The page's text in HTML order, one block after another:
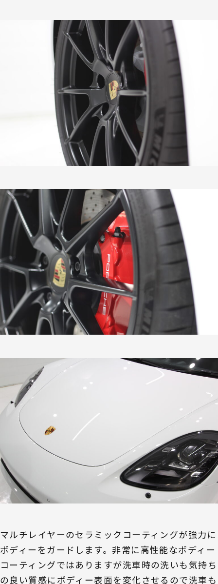
マルチレイヤーのセラミックコーティングが強力に
ボディーをガードします。非常に高性能なボディー
コーティングではありますが洗車時の洗いも気持ち
の良い質感にボディー表面を変化させるので洗車も